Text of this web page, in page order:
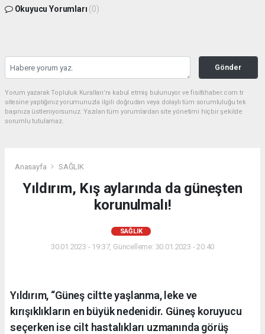
Okuyucu Yorumları (0)
Gönder
Yorum yazarak Topluluk Kuralları’nı kabul etmiş bulunuyor ve fisiltihaber.com.tr
sitesine yaptığınız yorumunuzla ilgili doğrudan veya dolaylı tüm sorumluluğu tek
başınıza üstleniyorsunuz. Yazılan tüm yorumlardan site yönetimi hiçbir şekilde
sorumlu tutulamaz.
Anasayfa SAĞLIK
Yıldırım, Kış aylarında da güneşten
korunulmalı!
SAĞLIK
30.01.2023 - 19:37, Güncelleme: 30.01.2023 - 20:40
Yıldırım, “Güneş ciltte yaşlanma, leke ve
kırışıklıkların en büyük nedenidir. Güneş koruyucu
seçerken ise cilt hastalıkları uzmanında görüş